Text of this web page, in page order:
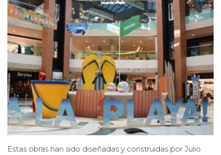
Estas obras han sido diseñadas y construidas por Julio